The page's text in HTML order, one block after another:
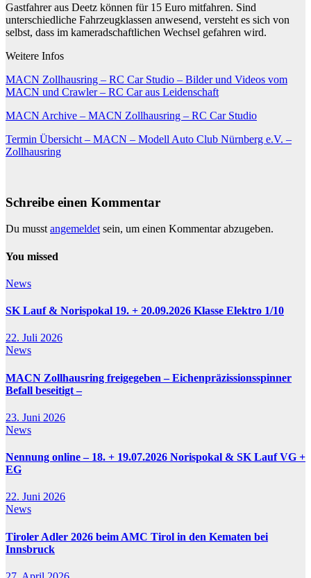
Gastfahrer aus Deetz können für 15 Euro mitfahren. Sind
unterschiedliche Fahrzeugklassen anwesend, versteht es sich von
selbst, dass im kameradschaftlichen Wechsel gefahren wird.
Weitere Infos
MACN Zollhausring – RC Car Studio – Bilder und Videos vom
MACN und Crawler – RC Car aus Leidenschaft
MACN Archive – MACN Zollhausring – RC Car Studio
Termin Übersicht – MACN – Modell Auto Club Nürnberg e.V. –
Zollhausring
Schreibe einen Kommentar
Du musst angemeldet sein, um einen Kommentar abzugeben.
You missed
News
SK Lauf & Norispokal 19. + 20.09.2026 Klasse Elektro 1/10
22. Juli 2026
News
MACN Zollhausring freigegeben – Eichenpräzissionsspinner
Befall beseitigt –
23. Juni 2026
News
Nennung online – 18. + 19.07.2026 Norispokal & SK Lauf VG +
EG
22. Juni 2026
News
Tiroler Adler 2026 beim AMC Tirol in den Kematen bei
Innsbruck